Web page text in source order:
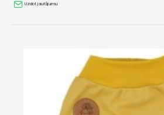
Uzdot jautājumu